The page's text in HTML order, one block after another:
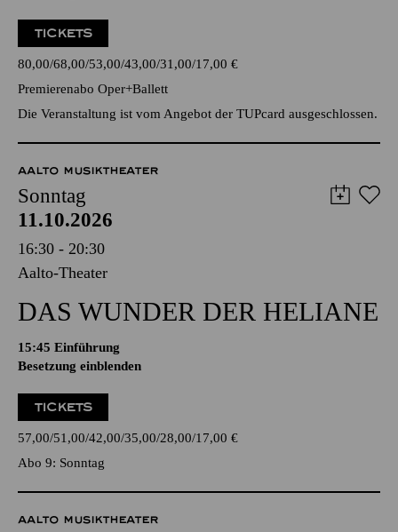
TICKETS
80,00 68,00 53,00 43,00 31,00 17,00 €
Premierenabo Oper+Ballett
Die Veranstaltung ist vom Angebot der TUPcard ausgeschlossen.
AALTO MUSIKTHEATER
Sonntag
11.10.2026
16:30 - 20:30
Aalto-Theater
DAS WUNDER DER HELIANE
15:45 Einführung
Besetzung einblenden
TICKETS
57,00 51,00 42,00 35,00 28,00 17,00 €
Abo 9: Sonntag
AALTO MUSIKTHEATER